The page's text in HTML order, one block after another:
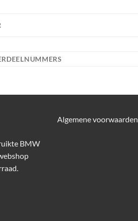
BMW
Algemene voorwaarden